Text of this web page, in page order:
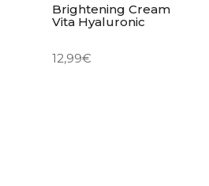
Brightening Cream
Vita Hyaluronic
12,99€